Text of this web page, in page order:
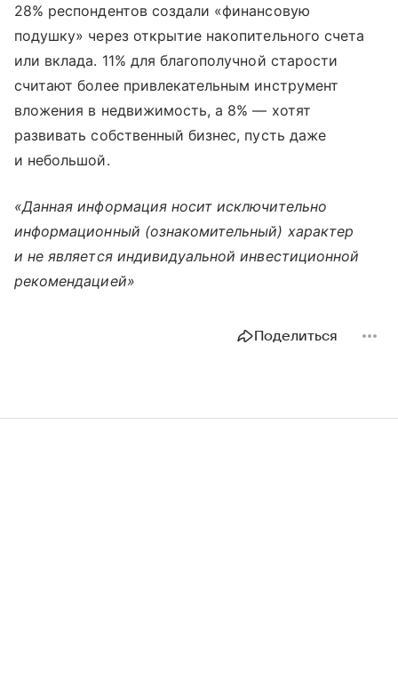
28% респондентов создали «финансовую
подушку» через открытие накопительного счета
или вклада. 11% для благополучной старости
считают более привлекательным инструмент
вложения в недвижимость, а 8% — хотят
развивать собственный бизнес, пусть даже
и небольшой.
«Данная информация носит исключительно
информационный (ознакомительный) характер
и не является индивидуальной инвестиционной
рекомендацией»
Поделиться